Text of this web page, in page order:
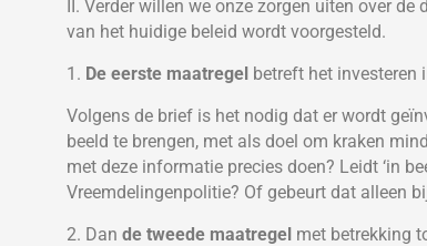
II. Verder willen we onze zorgen uiten over
van het huidige beleid wordt voorgesteld.
1. De eerste maatregel betreft het investeren
Volgens de brief is het nodig dat er wordt
beeld te brengen, met als doel om kraken
met deze informatie precies doen? Leidt ‘in
Vreemdelingenpolitie? Of gebeurt dat alleen
2. Dan de tweede maatregel met betrekking